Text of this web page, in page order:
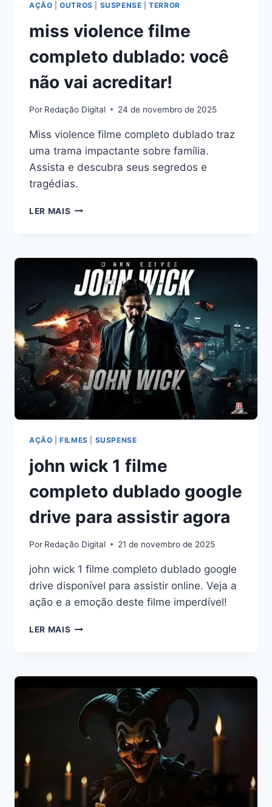
AÇÃO |OUTROS SUSPENSE |TERROR
miss violence filme
completo dublado: você
não vai acreditar!
Por Redação Digital 24 de novembro de 2025
Miss violence filme completo dublado traz
uma trama impactante sobre família.
Assista e descubra seus segredos e
tragédias.
LER MAIS MISS
DUBLADO:
VOCÊ
NÃO
VAI
ACREDITAR!
AÇÃO |FILMES SUSPENSE
john wick 1 filme
completo dublado google
drive para assistir agora
Por Redação Digital 21 de novembro de 2025
john wick 1 filme completo dublado google
drive disponível para assistir online. Veja a
ação e a emoção deste filme imperdível!
LER MAIS JOHN
COMPLETO
DUBLADO
GOOGLE
DRIVE
PARA
ASSISTIR